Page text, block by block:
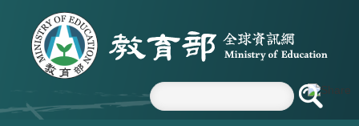
跳到主要內容區塊